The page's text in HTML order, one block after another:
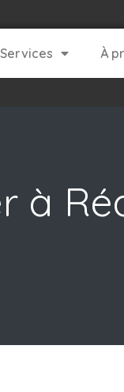
Services À
à